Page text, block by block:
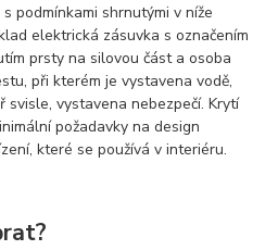
podmínkami shrnutými v níže
elektrická zásuvka s označením
prsty na silovou část a osoba
při kterém je vystavena vodě,
vystavena nebezpečí. Krytí
požadavky na design
které se používá v interiéru.